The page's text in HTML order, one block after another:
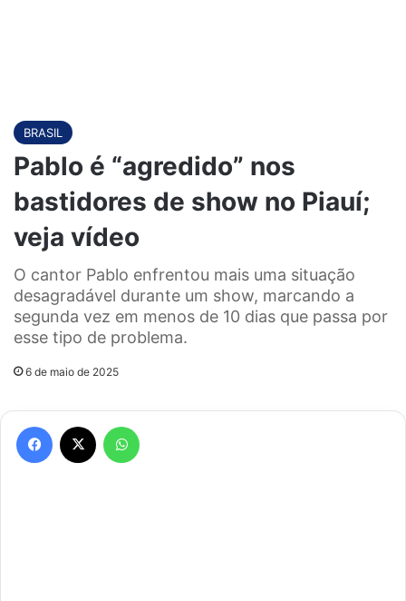
BRASIL
Pablo é “agredido” nos
bastidores de show no Piauí;
veja vídeo
O cantor Pablo enfrentou mais uma situação
desagradável durante um show, marcando a
segunda vez em menos de 10 dias que passa por
esse tipo de problema.
6 de maio de 2025
Facebook